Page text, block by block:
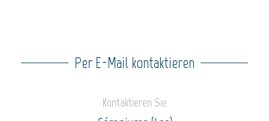
Per E-Mail kontaktieren
Kontaktieren Sie